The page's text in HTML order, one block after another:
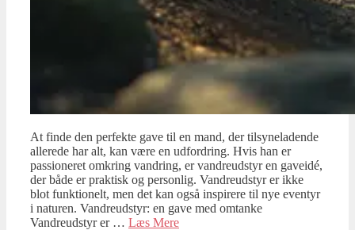
At finde den perfekte gave til en mand, der tilsyneladende
allerede har alt, kan være en udfordring. Hvis han er
passioneret omkring vandring, er vandreudstyr en gaveidé,
der både er praktisk og personlig. Vandreudstyr er ikke
blot funktionelt, men det kan også inspirere til nye eventyr
i naturen. Vandreudstyr: en gave med omtanke
Vandreudstyr er … Læs Mere